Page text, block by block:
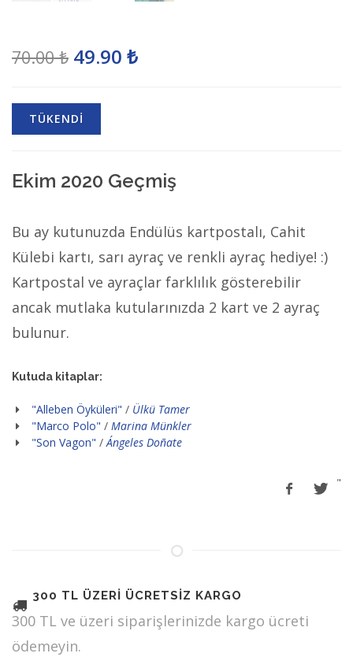
70.00 ₺ 49.90 ₺
TÜKENDİ
Ekim 2020 Geçmiş
Bu ay kutunuzda Endülüs kartpostalı, Cahit
Külebi kartı, sarı ayraç ve renkli ayraç hediye! :)
Kartpostal ve ayraçlar farklılık gösterebilir
ancak mutlaka kutularınızda 2 kart ve 2 ayraç
bulunur.
Kutuda kitaplar:
"Alleben Öyküleri" / Ülkü Tamer
"Marco Polo" / Marina Münkler
"Son Vagon" /Ángeles Doñate
"
300 TL ÜZERİ ÜCRETSİZ KARGO
300 TL ve üzeri siparişlerinizde kargo ücreti
ödemeyin.